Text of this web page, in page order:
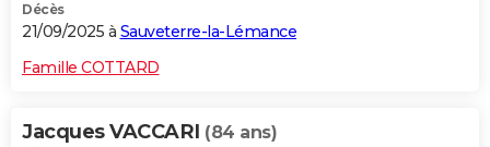
Décès
21/09/2025 à Sauveterre-la-Lémance
Famille COTTARD
Jacques VACCARI (84 ans)